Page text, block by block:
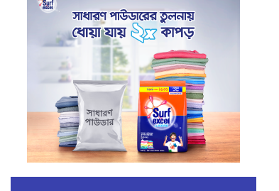
প্রদানকারীর সুরক্ষায় বিধিমালা
প্রণয়ন
খামেনি হত্যার প্রতিশোধ
নেওয়ার ঘোষণা ইরানের
রেভোল্যুশনারি গার্ডের
কার্বন কারখানার ধোঁয়ায় ক্ষতির
মুখে কৃষি ও পরিবেশ